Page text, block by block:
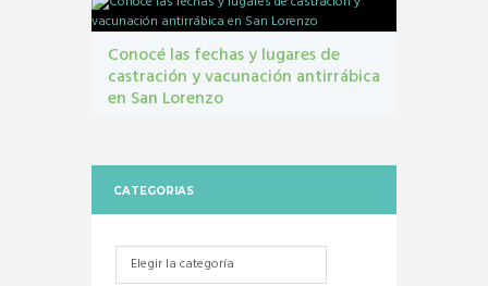
Conocé las fechas y lugares de
castración y vacunación antirrábica
en San Lorenzo
CATEGORIAS
Categorias